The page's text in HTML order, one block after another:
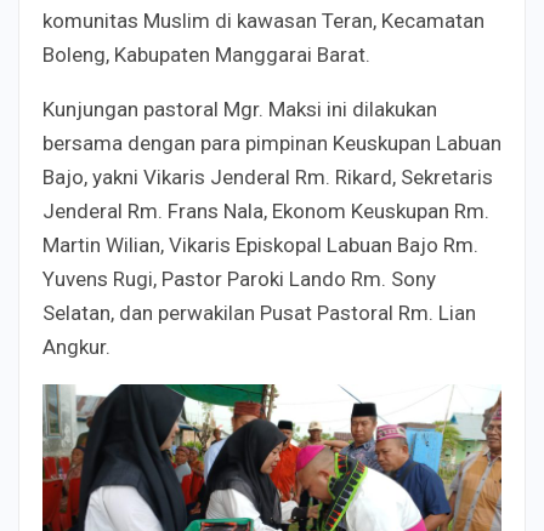
komunitas Muslim di kawasan Teran, Kecamatan
Boleng, Kabupaten Manggarai Barat.
Kunjungan pastoral Mgr. Maksi ini dilakukan
bersama dengan para pimpinan Keuskupan Labuan
Bajo, yakni Vikaris Jenderal Rm. Rikard, Sekretaris
Jenderal Rm. Frans Nala, Ekonom Keuskupan Rm.
Martin Wilian, Vikaris Episkopal Labuan Bajo Rm.
Yuvens Rugi, Pastor Paroki Lando Rm. Sony
Selatan, dan perwakilan Pusat Pastoral Rm. Lian
Angkur.